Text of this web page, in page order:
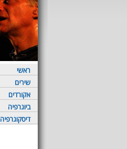
ראשי
שירים
אקורדים
ביוגרפיה
דיסקוגרפיה